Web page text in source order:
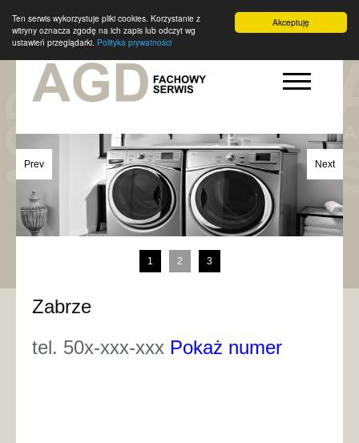
Akceptuję
Ten serwis wykorzystuje pliki cookies. Korzystanie z
witryny oznacza zgodę na ich zapis lub odczyt wg
ustawień przeglądarki. Polityka prywatności
Prev Next
1 2 3
Zabrze
tel. 50x-xxx-xxx Pokaż numer